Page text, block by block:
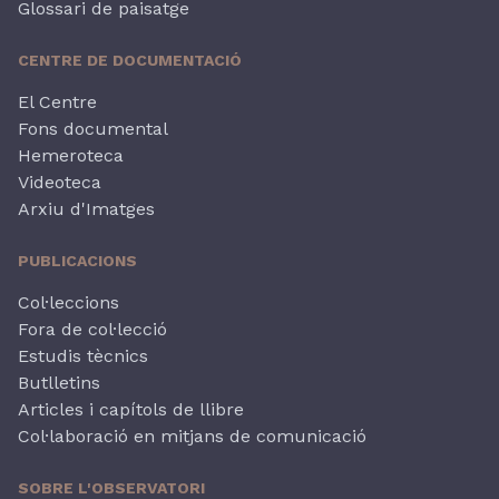
Glossari de paisatge
CENTRE DE DOCUMENTACIÓ
El Centre
Fons documental
Hemeroteca
Videoteca
Arxiu d'Imatges
PUBLICACIONS
Col·leccions
Fora de col·lecció
Estudis tècnics
Butlletins
Articles i capítols de llibre
Col·laboració en mitjans de comunicació
SOBRE L'OBSERVATORI